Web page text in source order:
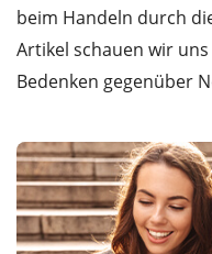
beim Handeln durch
Artikel schauen wir
Bedenken gegenüber